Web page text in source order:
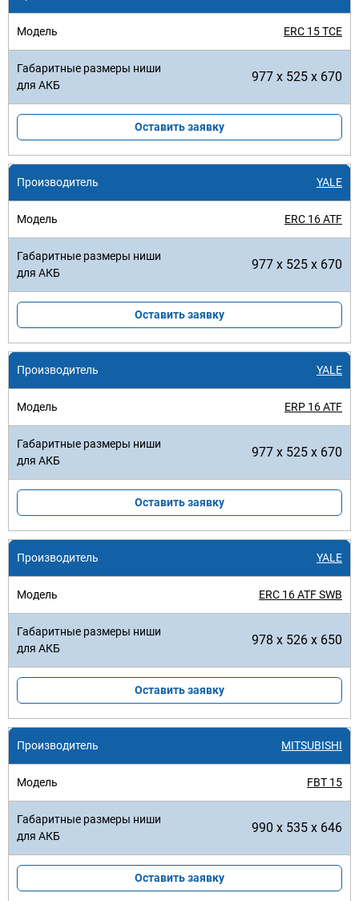
ERC 15 TCE
977 x 525 x 670
Оставить заявку
YALE
ERC 16 ATF
977 x 525 x 670
Оставить заявку
YALE
ERP 16 ATF
977 x 525 x 670
Оставить заявку
YALE
ERC 16 ATF SWB
978 x 526 x 650
Оставить заявку
MITSUBISHI
FBT 15
990 x 535 x 646
Оставить заявку